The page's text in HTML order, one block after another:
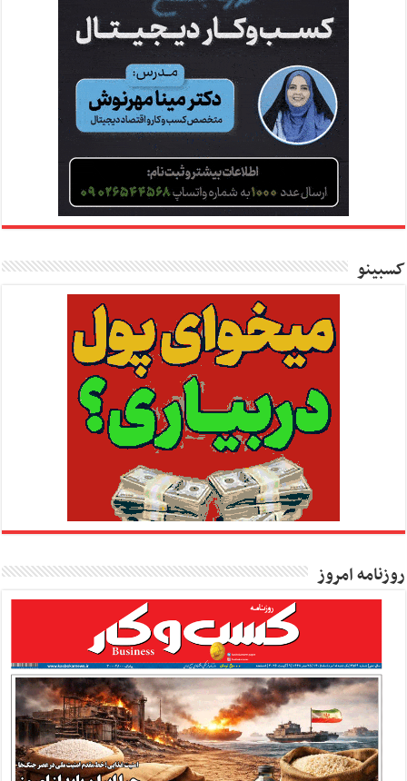
کسبینو
روزنامه امروز